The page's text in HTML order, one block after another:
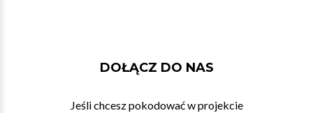
DOŁĄCZ DO NAS
Jeśli chcesz pokodować w projekcie